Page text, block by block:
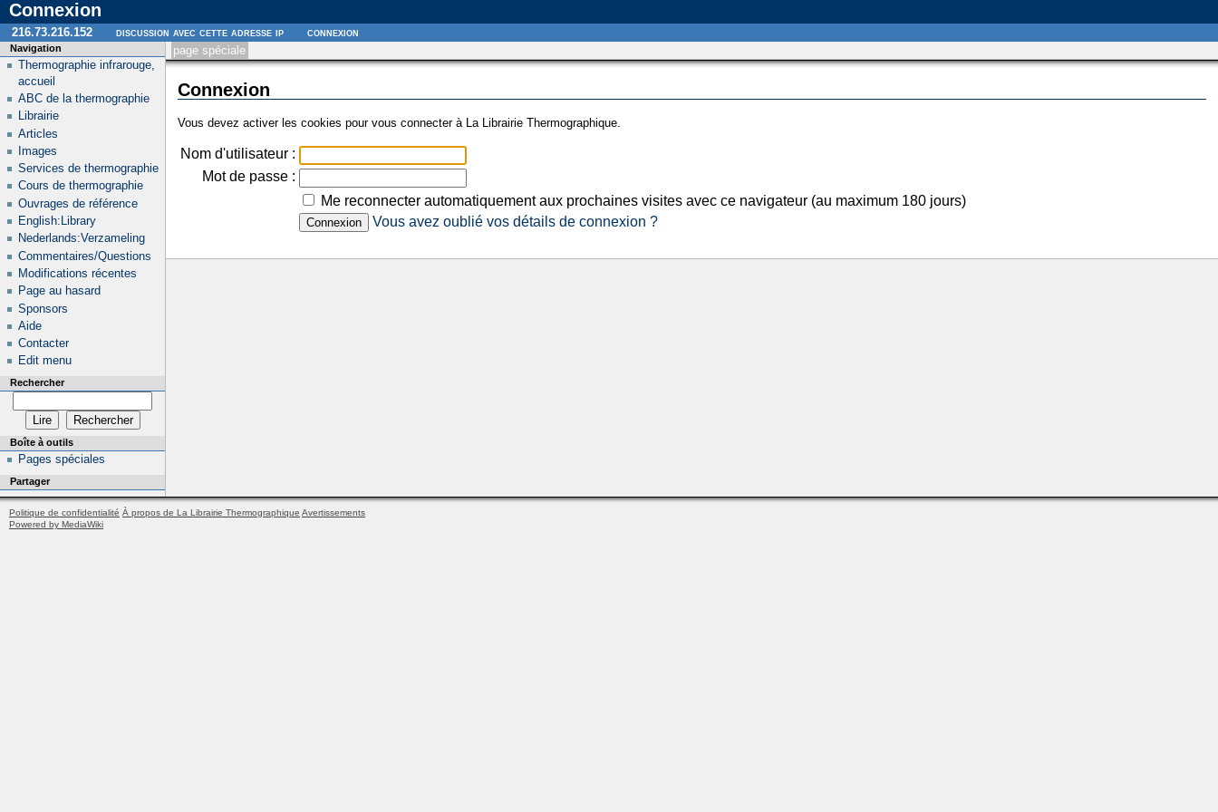
Connexion
page spéciale
Connexion
Vous devez activer les cookies pour vous connecter à La Librairie Thermographique.
Nom d'utilisateur :
Mot de passe :
Me reconnecter automatiquement aux prochaines visites avec ce navigateur (au maximum 180 jours)
Vous avez oublié vos détails de connexion ?
Navigation
Thermographie infrarouge,
accueil
ABC de la thermographie
Librairie
Articles
Images
Services de thermographie
Cours de thermographie
Ouvrages de référence
English:Library
Nederlands:Verzameling
Commentaires/Questions
Modifications récentes
Page au hasard
Sponsors
Aide
Contacter
Edit menu
Rechercher
Boîte à outils
Pages spéciales
Partager
216.73.216.152 discussion avec cette adresse ip connexion
Politique de confidentialité À propos de La Librairie Thermographique Avertissements
Powered by MediaWiki